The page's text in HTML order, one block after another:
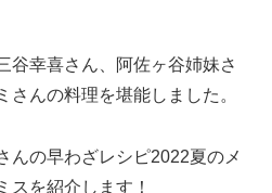
谷幸喜さん、阿佐ヶ谷姉妹さ
さんの料理を堪能しました。
んの早わざレシピ2022夏のメ
を紹介します！